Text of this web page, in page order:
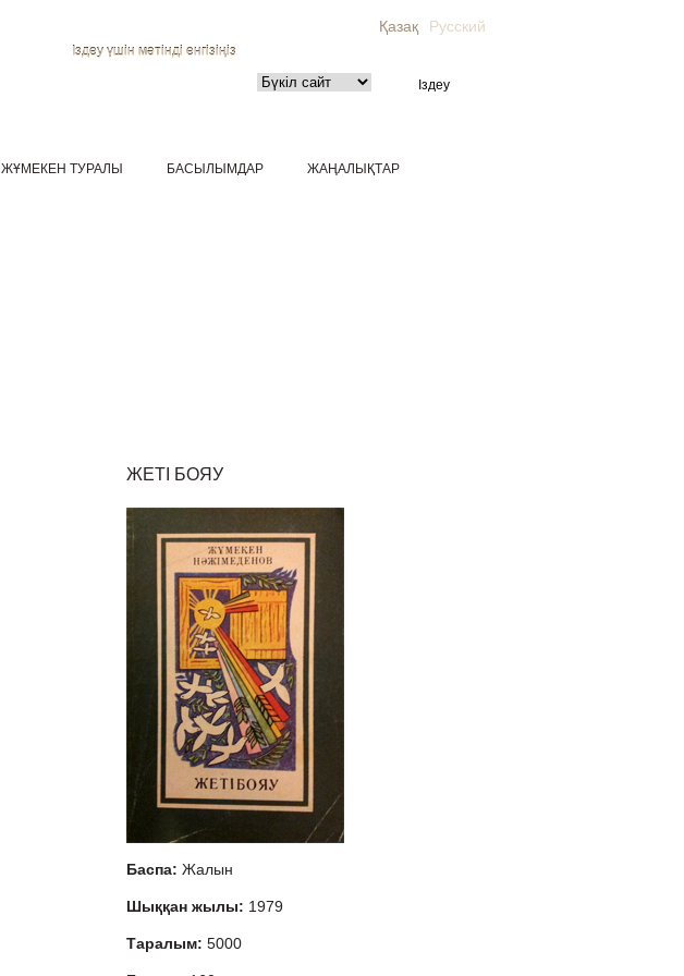
Қазақ Русский
Іздеу үшін мәтінді енгізіңіз
ЖҰМЕКЕН ТУРАЛЫ БАСЫЛЫМДАР ЖАҢАЛЫҚТАР
ЖЕТІ БОЯУ
Баспа: Жалын
Шыққан жылы: 1979
Таралым: 5000